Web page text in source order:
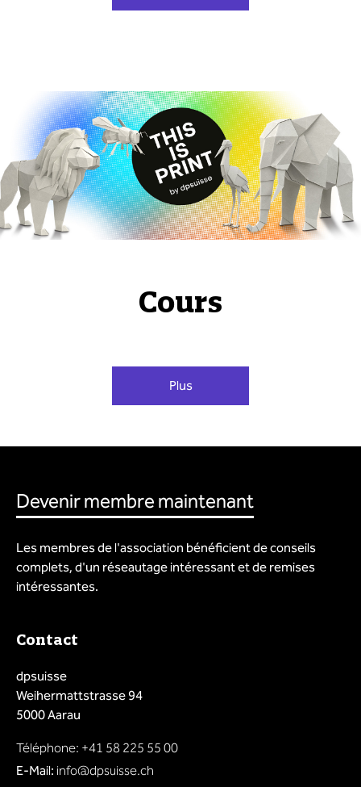
Cours
Plus
Devenir membre maintenant
Les membres de l'association bénéficient de conseils
complets, d'un réseautage intéressant et de remises
intéressantes.
Contact
dpsuisse
Weihermattstrasse 94
5000 Aarau
Téléphone: +41 58 225 55 00
E-Mail: info@dpsuisse.ch